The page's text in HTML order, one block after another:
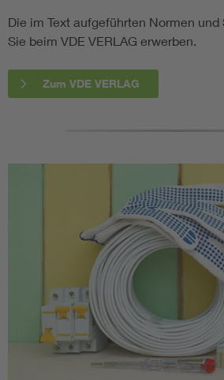
Die im Text aufgeführten Normen und
Sie beim VDE VERLAG erwerben.
Zum VDE VERLAG